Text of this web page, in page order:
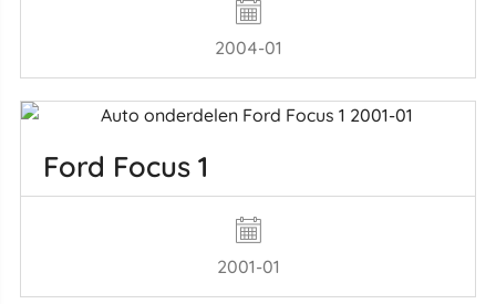
2004-01
Ford Focus 1
2001-01